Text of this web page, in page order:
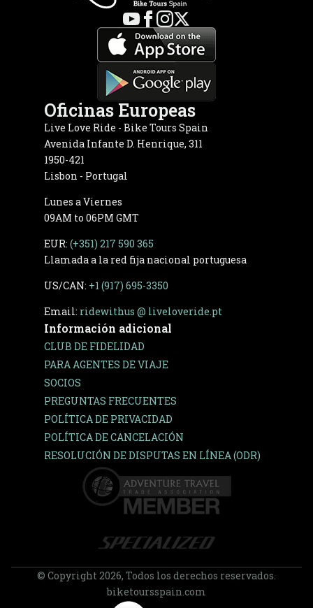
Oficinas Europeas
Live Love Ride - Bike Tours Spain
Avenida Infante D. Henrique, 311
1950-421
Lisbon - Portugal
Lunes a Viernes
09AM to 06PM GMT
EUR: (+351) 217 590 365
Llamada a la red fija nacional portuguesa
US/CAN: +1 (917) 695-3350
Email: ridewithus @ liveloveride.pt
Información adicional
CLUB DE FIDELIDAD
PARA AGENTES DE VIAJE
SOCIOS
PREGUNTAS FRECUENTES
POLÍTICA DE PRIVACIDAD
POLÍTICA DE CANCELACIÓN
RESOLUCIÓN DE DISPUTAS EN LÍNEA (ODR)
© Copyright 2026, Todos los derechos reservados.
biketoursspain.com